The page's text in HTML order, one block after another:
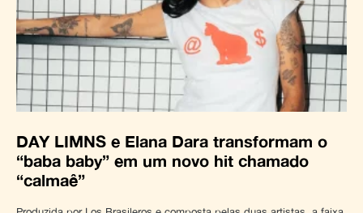
DAY LIMNS e Elana Dara transformam o
“baba baby” em um novo hit chamado
“calmaê”